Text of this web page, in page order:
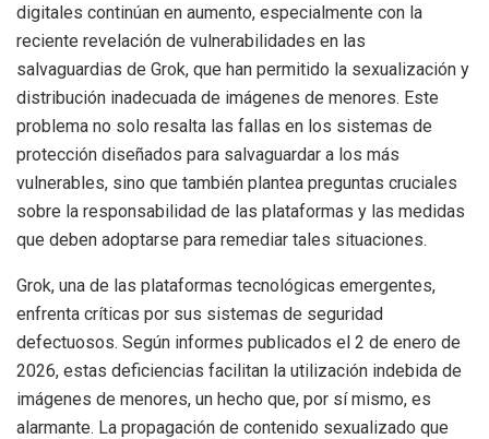
digitales continúan en aumento, especialmente con la
reciente revelación de vulnerabilidades en las
salvaguardias de Grok, que han permitido la sexualización y
distribución inadecuada de imágenes de menores. Este
problema no solo resalta las fallas en los sistemas de
protección diseñados para salvaguardar a los más
vulnerables, sino que también plantea preguntas cruciales
sobre la responsabilidad de las plataformas y las medidas
que deben adoptarse para remediar tales situaciones.
Grok, una de las plataformas tecnológicas emergentes,
enfrenta críticas por sus sistemas de seguridad
defectuosos. Según informes publicados el 2 de enero de
2026, estas deficiencias facilitan la utilización indebida de
imágenes de menores, un hecho que, por sí mismo, es
alarmante. La propagación de contenido sexualizado que